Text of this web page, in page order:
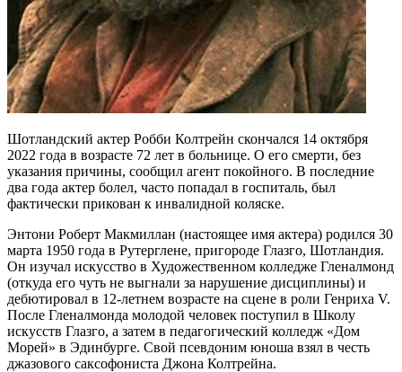
Шотландский актер Робби Колтрейн скончался 14 октября
2022 года в возрасте 72 лет в больнице. О его смерти, без
указания причины, сообщил агент покойного. В последние
два года актер болел, часто попадал в госпиталь, был
фактически прикован к инвалидной коляске.
Энтони Роберт Макмиллан (настоящее имя актера) родился 30
марта 1950 года в Рутерглене, пригороде Глазго, Шотландия.
Он изучал искусство в Художественном колледже Гленалмонд
(откуда его чуть не выгнали за нарушение дисциплины) и
дебютировал в 12-летнем возрасте на сцене в роли Генриха V.
После Гленалмонда молодой человек поступил в Школу
искусств Глазго, а затем в педагогический колледж «Дом
Морей» в Эдинбурге. Свой псевдоним юноша взял в честь
джазового саксофониста Джона Колтрейна.